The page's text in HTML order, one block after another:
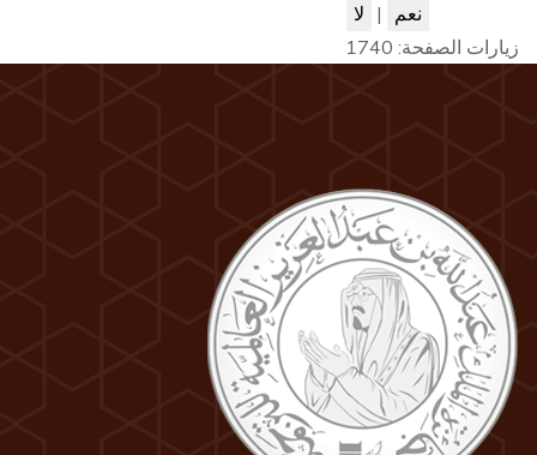
نعم | لا
زيارات الصفحة: 1740